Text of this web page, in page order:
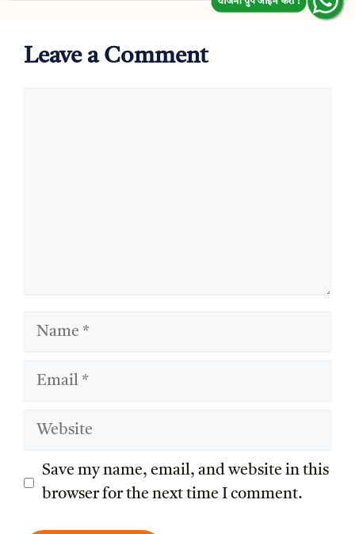
Leave a Comment
Name
Email
Website
Save my name, email, and website in this
browser for the next time I comment.